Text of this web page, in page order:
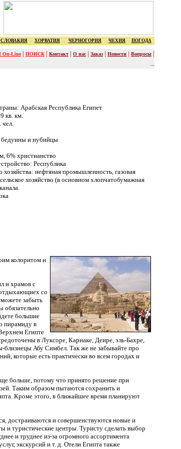
СЛОВАКИЯ ХОРВАТИЯ ЧЕРНОГОРИЯ ЧЕХИЯ ПОГОДА
Line| ПОИСК | Контакт | О нас | Заказ | Новости | Вопросы |
...
Арабская Республика Египет
кв. км.
чел.
и нубийцы
6% христианство
Республика
хозяйcтва: нефтяная промышленность, газовая
хозяйство (в основном хлопчатобумажная
колоритом и
и храмов с
отдыхающиех со
забыть
обязательно
большие
пирамиду в
Египте
в Луксоре, Карнаке, Деире, эль-Бахре,
Абу Симбел. Так же не забывайте про
которые есть практически во всем городах и
больше, потому что принято решение при
Таким образом пытаются сохранить и
Кроме этого, в ближайшее время планируют
достраиваются и совершенствуются новые и
и туристические центры. Туристу сделать выбор
и труднее из-за огромного ассортимента
экскурсий и т. д. Отели Египта также